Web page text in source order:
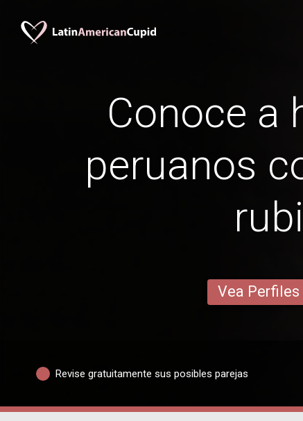
Conoce a
peruanos
Vea Perfiles
Revise gratuitamente sus posibles parejas